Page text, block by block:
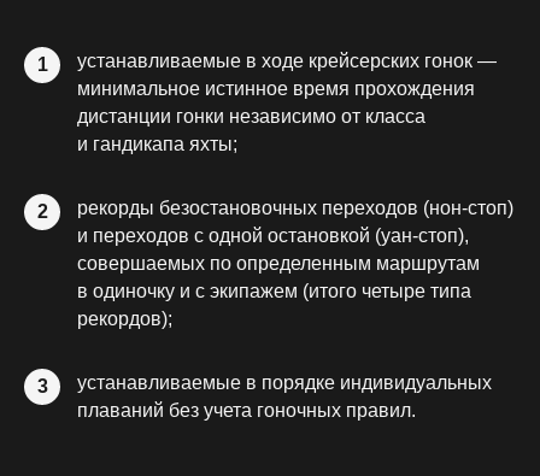
1
устанавливаемые в ходе крейсерских гонок —
минимальное истинное время прохождения
дистанции гонки независимо от класса
и гандикапа яхты;
2
рекорды безостановочных переходов (нон-стоп)
и переходов с одной остановкой (уан-стоп),
совершаемых по определенным маршрутам
в одиночку и с экипажем (итого четыре типа
рекордов);
3
устанавливаемые в порядке индивидуальных
плаваний без учета гоночных правил.